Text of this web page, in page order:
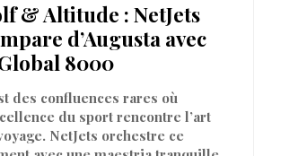
& Altitude : NetJets
d’Augusta avec
8000
des confluences rares où
du sport rencontre l’art
NetJets orchestre ce